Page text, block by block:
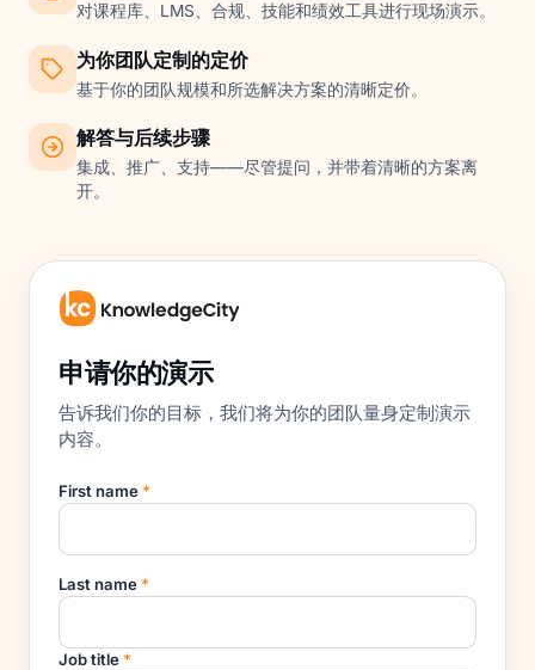
对课程库、LMS、合规、技能和绩效工具进行现场演示。
为你团队定制的定价
基于你的团队规模和所选解决方案的清晰定价。
解答与后续步骤
集成、推广、支持——尽管提问，并带着清晰的方案离
开。
申请你的演示
告诉我们你的目标，我们将为你的团队量身定制演示
内容。
First name *
Last name *
Job title *